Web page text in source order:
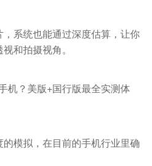
系统也能通过深度估算，让你
和拍摄视角。
模拟，在目前的手机行业里确